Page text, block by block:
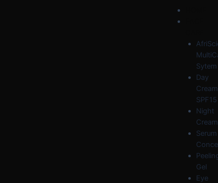
Sytem
Day
Cream
SPF15
Night
Cream
Serum
Gel
Eye
Menu